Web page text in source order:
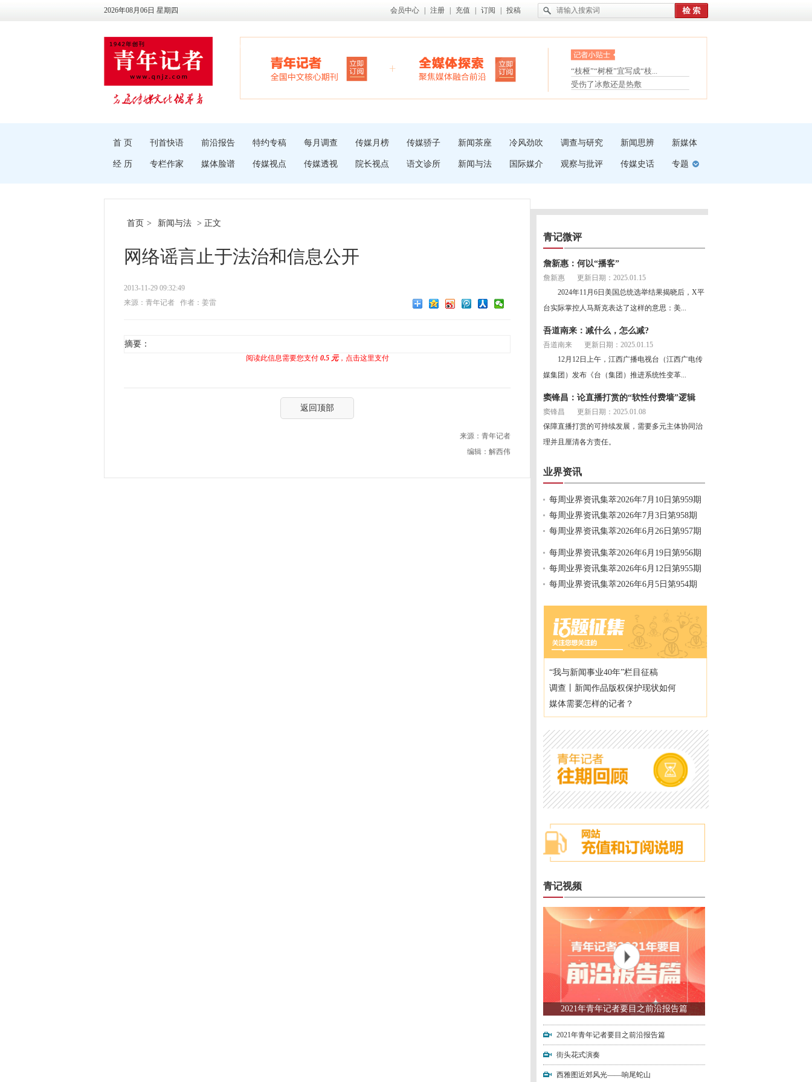
2026年08月06日 星期四 会员中心 注册 充值 订阅 投稿
眼白变红或是结膜下出血
“枝桠”“树桠”宜写成“枝...
夏天缓解疲劳有三招
护腰，摆脱六大坏习惯
受伤了冰敷还是热敷
白内障治疗的误区
首 页 刊首快语 前沿报告 特约专稿 每月调查 传媒月榜 传媒骄子 新闻茶座 冷风劲吹 调查与研究 新闻思辨 新媒体
经 历 专栏作家 媒体脸谱 传媒视点 传媒透视 院长视点 语文诊所 新闻与法 国际媒介 观察与批评 传媒史话 专题
首页 > 新闻与法 > 正文
网络谣言止于法治和信息公开
2013-11-29 09:32:49
来源：青年记者
作者：姜雷
摘要：
阅读此信息需要您支付 0.5 元，点击这里支付
返回顶部
来源：青年记者
编辑：解西伟
青记微评
詹新惠：何以“播客”
詹新惠
更新日期：2025.01.15
2024年11月6日美国总统选举结果揭晓后，X平
台实际掌控人马斯克表达了这样的意思：美...
吾道南来：减什么，怎么减?
吾道南来
更新日期：2025.01.15
12月12日上午，江西广播电视台（江西广电传
媒集团）发布《台（集团）推进系统性变革...
窦锋昌：论直播打赏的“软性付费墙”逻辑
窦锋昌
更新日期：2025.01.08
保障直播打赏的可持续发展，需要多元主体协同治
理并且厘清各方责任。
业界资讯
每周业界资讯集萃2026年7月10日第959期
每周业界资讯集萃2026年7月3日第958期
每周业界资讯集萃2026年6月26日第957期
每周业界资讯集萃2026年6月19日第956期
每周业界资讯集萃2026年6月12日第955期
每周业界资讯集萃2026年6月5日第954期
“我与新闻事业40年”栏目征稿
调查丨新闻作品版权保护现状如何
媒体需要怎样的记者？
青记视频
2021年青年记者要目之前沿报告篇
2021年青年记者要目之前沿报告篇
街头花式演奏
西雅图近郊风光——响尾蛇山